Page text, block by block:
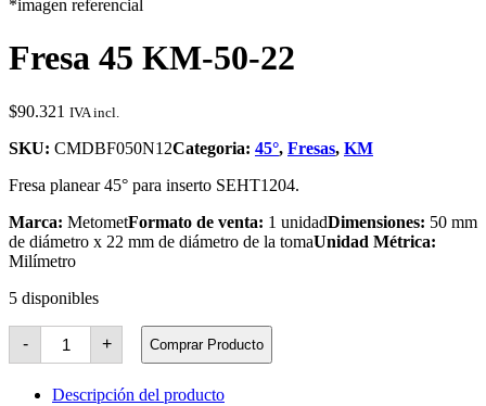
*imagen referencial
Fresa 45 KM-50-22
$90.321 IVA incl.
SKU: CMDBF050N12Categoria: 45°, Fresas, KM
Fresa planear 45° para inserto SEHT1204.
Marca: MetometFormato de venta: 1 unidadDimensiones: 50 mm
de diámetro x 22 mm de diámetro de la tomaUnidad Métrica:
Milímetro
5 disponibles
-
Fresa
KM-
50-
22
+ Comprar Producto
Descripción del producto